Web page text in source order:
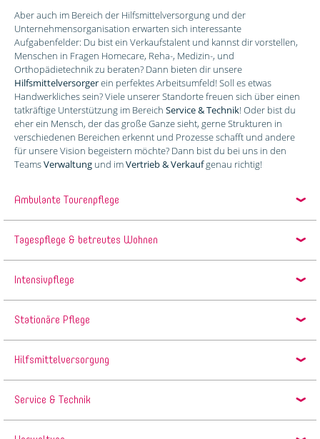
Aber auch im Bereich der Hilfsmittelversorgung und der
Unternehmensorganisation erwarten sich interessante
Aufgabenfelder: Du bist ein Verkaufstalent und kannst dir vorstellen,
Menschen in Fragen Homecare, Reha-, Medizin-, und
Orthopädietechnik zu beraten? Dann bieten dir unsere
Hilfsmittelversorgerein perfektes Arbeitsumfeld! Soll es etwas
Handwerkliches sein? Viele unserer Standorte freuen sich über einen
tatkräftige Unterstützung im Bereich Service & Technik! Oder bist du
eher ein Mensch, der das große Ganze sieht, gerne Strukturen in
verschiedenen Bereichen erkennt und Prozesse schafft und andere
für unsere Vision begeistern möchte? Dann bist du bei uns in den
TeamsVerwaltung und imVertrieb & Verkaufgenau richtig!
Ambulante Tourenpflege
Tagespflege & betreutes Wohnen
Intensivpflege
Stationäre Pflege
Hilfsmittelversorgung
Service & Technik